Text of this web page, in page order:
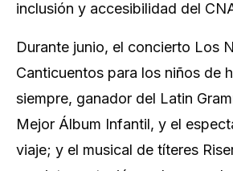
inclusión y accesibilidad del
Durante junio, el concierto Los
Canticuentos para los niños de
siempre, ganador del Latin
Mejor Álbum Infantil, y el
viaje; y el musical de títeres